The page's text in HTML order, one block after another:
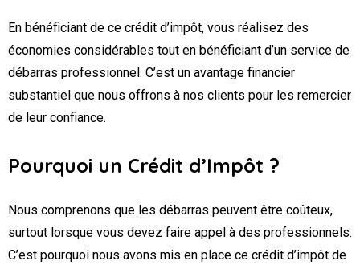
En bénéficiant de ce crédit d’impôt, vous réalisez des
économies considérables tout en bénéficiant d’un service de
débarras professionnel. C’est un avantage financier
substantiel que nous offrons à nos clients pour les remercier
de leur confiance.
Pourquoi un Crédit d’Impôt ?
Nous comprenons que les débarras peuvent être coûteux,
surtout lorsque vous devez faire appel à des professionnels.
C’est pourquoi nous avons mis en place ce crédit d’impôt de